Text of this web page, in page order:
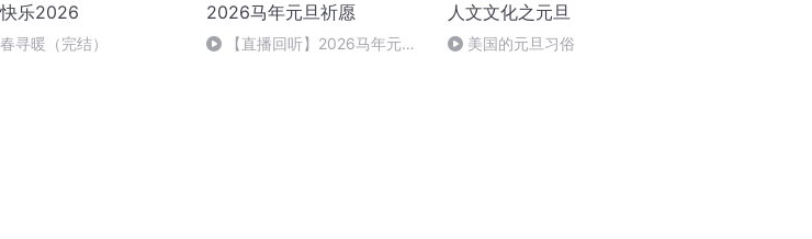
乐2026
寻暖（完结）
2026马年元旦祈愿
【直播回听】2026马年元旦
人文文化之元旦
美国的元旦习俗